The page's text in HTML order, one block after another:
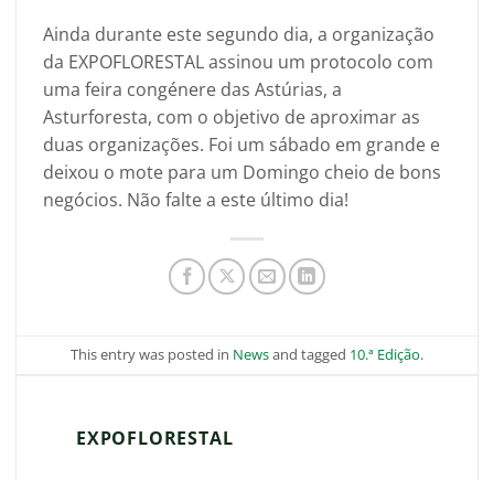
Ainda durante este segundo dia, a organização
da EXPOFLORESTAL assinou um protocolo com
uma feira congénere das Astúrias, a
Asturforesta, com o objetivo de aproximar as
duas organizações. Foi um sábado em grande e
deixou o mote para um Domingo cheio de bons
negócios. Não falte a este último dia!
This entry was posted in Newsand tagged 10.ª Edição.
EXPOFLORESTAL